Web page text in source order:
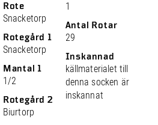
Rote
Snacketorp
Rotegård 1
Snacketorp
Mantal 1
1/2
Rotegård 2
Biurtorp
1
Antal Rotar
29
Inskannad
källmaterialet till
denna socken är
inskannat